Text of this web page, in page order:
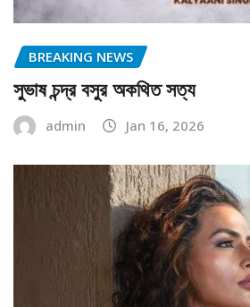
BREAKING NEWS
সুভাষ চন্দ্র বসুর অকথিত সত্য
admin Jan 16, 2026